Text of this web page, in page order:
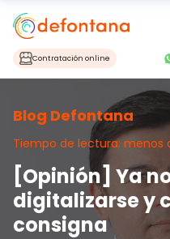
Contratación online
Blog Defontana
Tiempo de lectura: menos
[Opinión] Ya
digitalizarse y
consigna